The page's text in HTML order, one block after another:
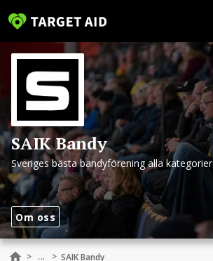
SAIK Bandy
Sveriges bästa bandyförening alla kategorier
Om oss
> ... > SAIK Bandy